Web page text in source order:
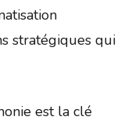
stratégiques qui
est la clé